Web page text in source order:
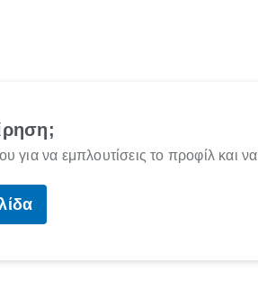
για να εμπλουτίσεις το προφίλ και